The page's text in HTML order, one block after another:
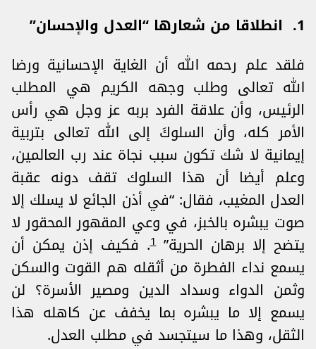
1. انطلاقا من شعارها “العدل والإحسان”
فلقد علم رحمه الله أن الغاية الإحسانية ورضا
الله تعالى وطلب وجهه الكريم هي المطلب
الرئيس، وأن علاقة الفرد بربه عز وجل هي رأس
الأمر كله، وأن السلوكَ إلى الله تعالى بتربية
إيمانية لا شك تكون سبب نجاة عند رب العالمين،
وعلم أيضا أن هذا السلوك تقف دونه عقبة
العدل المغيب، فقال: “في أذن الجائع لا يسلك إلا
صوت يبشره بالخبز، في وعي المقهور المحقور لا
يتضح إلا برهان الحرية”1. فكيف إذن يمكن أن
يسمع نداء الفطرة من أثقله هم القوت والسكن
وثمن الدواء وسداد الدين ومصير الأسرة؟ لن
يسمع إلا ما يبشره بما يخفف عن كاهله هذا
الثقل، وهذا ما سيتجسد في مطلب العدل.